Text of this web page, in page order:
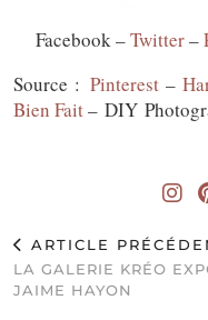
Facebook –Twitter–
Source : Pinterest –
Bien Fait– DIY
ARTICLE
LA GALERIE KRÉO
JAIME HAYON